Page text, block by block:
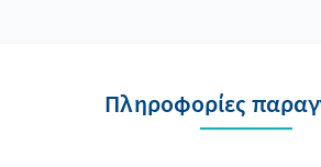
Πληροφορίες